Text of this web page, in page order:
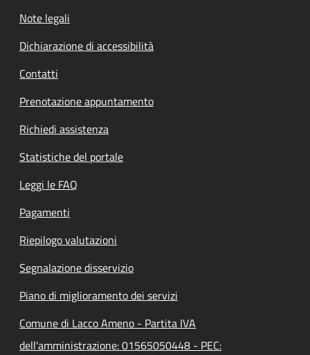
Note legali
Dichiarazione di accessibilità
Contatti
Prenotazione appuntamento
Richiedi assistenza
Statistiche del portale
Leggi le FAQ
Pagamenti
Riepilogo valutazioni
Segnalazione disservizio
Piano di miglioramento dei servizi
Comune di Lacco Ameno - Partita IVA
dell'amministrazione: 01565050448 - PEC: